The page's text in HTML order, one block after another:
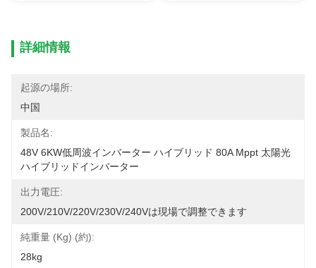
詳細情報
起源の場所:
中国
製品名:
48V 6KW低周波インバーター ハイブリッド 80A Mppt 太陽光
ハイブリッドインバーター
出力電圧:
200V/210V/220V/230V/240Vは現場で調整できます
純重量 (kg) (約):
28kg